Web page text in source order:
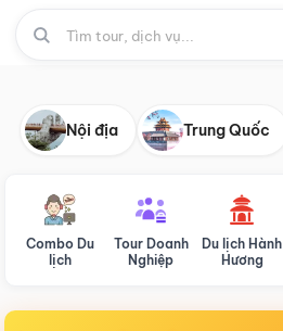
Nội địa Trung Quốc
Combo Du
lịch
Tour Doanh
Nghiệp
Du lịch Hành
Hương